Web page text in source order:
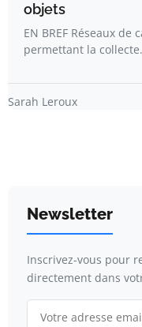
objets
EN BREF Réseaux
permettant la
Sarah Leroux
Newsletter
Inscrivez-vous pour
directement dans